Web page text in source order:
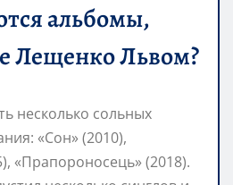
альбомы,
Лещенко Львом?
несколько сольных
«Сон» (2010),
«Прапороносець» (2018).